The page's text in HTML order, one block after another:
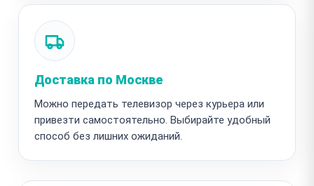
Доставка по Москве
Можно передать телевизор через курьера или
привезти самостоятельно. Выбирайте удобный
способ без лишних ожиданий.